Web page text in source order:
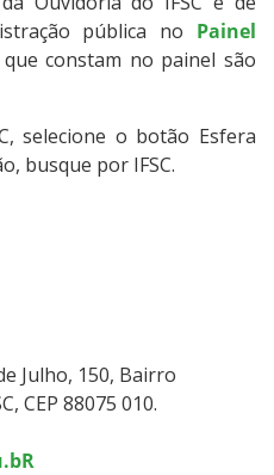
pública no Painel
constam no painel são
selecione o botão Esfera
busque por IFSC.
Julho, 150, Bairro
CEP 88075 010.